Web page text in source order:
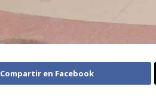
Compartir en Facebook